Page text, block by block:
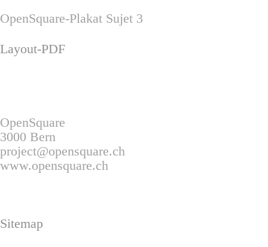
OpenSquare-Plakat Sujet 3
Layout-PDF
OpenSquare
3000 Bern
project@opensquare.ch
www.opensquare.ch
Sitemap